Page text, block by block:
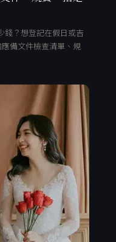
錢？想登記在假日或吉
備文件檢查清單、規